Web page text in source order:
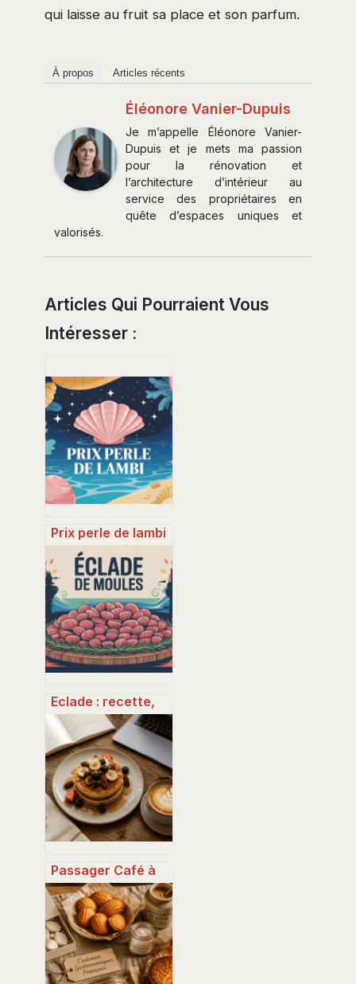
qui laisse au fruit sa place et son parfum.
À propos Articles récents
Éléonore Vanier-Dupuis
Je m’appelle Éléonore Vanier-
Dupuis et je mets ma passion
pour la rénovation et
l’architecture d’intérieur au
service des propriétaires en
quête d’espaces uniques et
valorisés.
Articles Qui Pourraient Vous
Intéresser :
Prix perle de lambi
: valeurs, critères
et conseils pour
bien vendre
Eclade : recette,
cuisson et
conseils pour
réussir ce plat de
moules
Passager Café à
Paris : Guide du
brunch,
spécialités
sucrées-salées et
conseils pour
éviter l’attente